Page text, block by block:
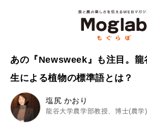
あの『Newsweek』も注目。龍
生による植物の標準語とは？
塩尻 かおり
龍谷大学農学部教授、博士(農学)